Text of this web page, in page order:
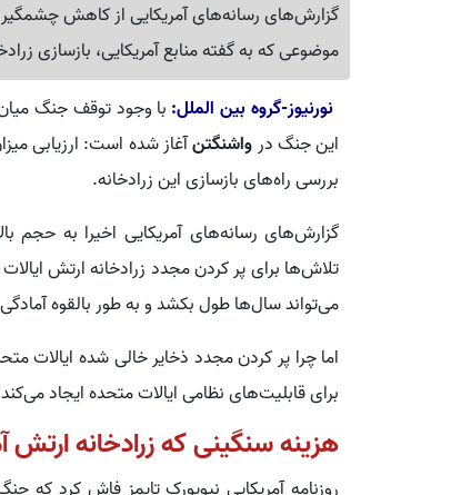
گزارش‌های رسانه‌های آمریکایی از کاهش چشمگیر
موضوعی که به گفته منابع آمریکایی، بازسازی
نورنیوز-گروه بین الملل: با وجود توقف جنگ میان
این جنگ درواشنگتنآغاز شده است: ارزیابی
بررسی راه‌های بازسازی این زرادخانه.
گزارش‌های رسانه‌های آمریکایی اخیرا به
تلاش‌ها برای پر کردن مجدد زرادخانه ارتش
می‌تواند سال‌ها طول بکشد و به طور بالقوه آمادگی
اما چرا پر کردن مجدد ذخایر خالی شده ایالات
برای قابلیت‌های نظامی ایالات متحده ایجاد
هزینه سنگینی که زرادخانه ارتش